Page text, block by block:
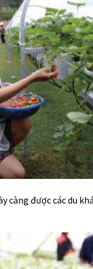
càng được các du